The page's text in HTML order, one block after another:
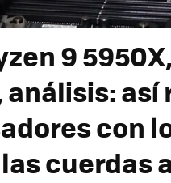
9
análisis: así
con
cuerdas